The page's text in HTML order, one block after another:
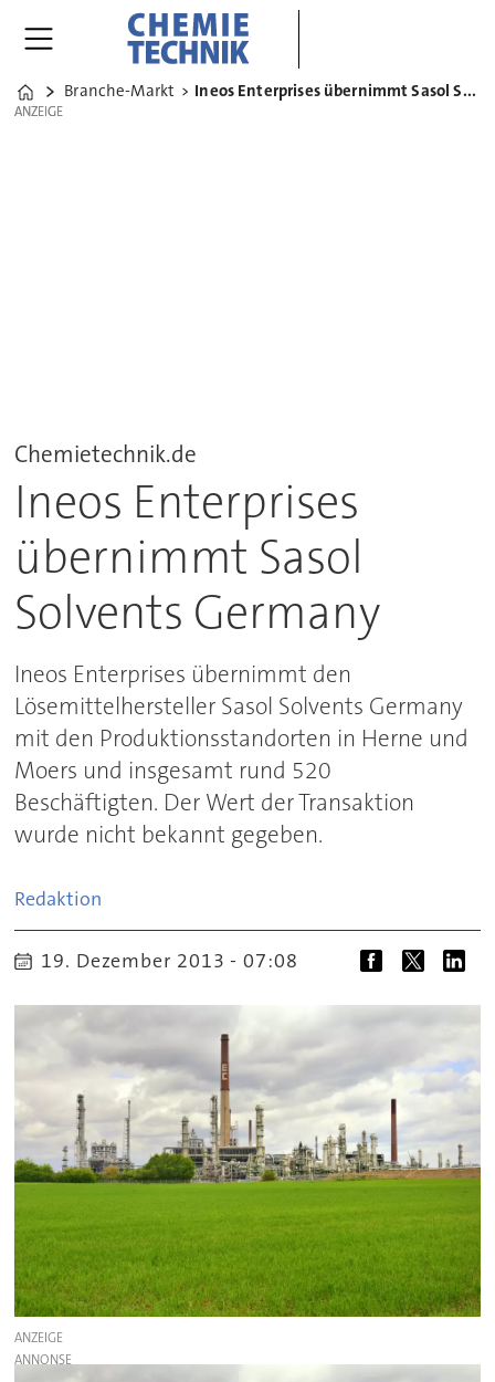
Home
Branche-Markt Ineos Enterprises übernimmt Sasol Solvents Germany
ANZEIGE
ANZEIGE
Chemietechnik.de
Ineos Enterprises
übernimmt Sasol
Solvents Germany
Ineos Enterprises übernimmt den
Lösemittelhersteller Sasol Solvents Germany
mit den Produktionsstandorten in Herne und
Moers und insgesamt rund 520
Beschäftigten. Der Wert der Transaktion
wurde nicht bekannt gegeben.
Redaktion
19. Dezember 2013 - 07:08
ANZEIGE